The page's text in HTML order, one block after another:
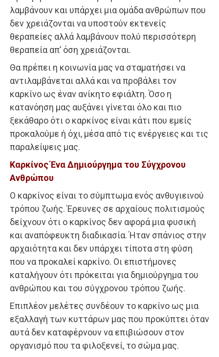
λαμβάνουν και υπάρχει μια ομάδα ανθρώπων που
δεν χρειάζονται να υποστούν εκτενείς
θεραπείες αλλά λαμβάνουν πολύ περισσότερη
θεραπεία απ’ όση χρειάζονται.
Θα πρέπει η κοινωνία μας να σταματήσει να
αντιλαμβάνεται αλλά και να προβάλει τον
καρκίνο ως έναν ανίκητο εφιάλτη. Όσο η
κατανόηση μας αυξάνει γίνεται όλο και πιο
ξεκάθαρο ότι ο καρκίνος είναι κάτι που εμείς
προκαλούμε ή όχι, μέσα από τις ενέργειες και τις
παραλείψεις μας.
Καρκίνος Ένα Δημιούργημα του Σύγχρονου
Ανθρώπου
Ο καρκίνος είναι το σύμπτωμα ενός ανθυγιεινού
τρόπου ζωής. Έρευνες σε αρχαίους πολιτισμούς
δείχνουν ότι ο καρκίνος δεν αφορά μια φυσική
και αναπόφευκτη διαδικασία. Ήταν σπάνιος στην
αρχαιότητα και δεν υπάρχει τίποτα στη φύση
που να προκαλεί καρκίνο. Οι επιστήμονες
καταλήγουν ότι πρόκειται για δημιούργημα του
ανθρώπου και του σύγχρονου τρόπου ζωής.
Επιπλέον μελέτες συνδέουν το καρκίνο ως μια
εξαλλαγή των κυττάρων μας που προκύπτει όταν
αυτά δεν καταφέρνουν να επιβιώσουν στον
οργανισμό που τα φιλοξενεί, το σώμα μας.